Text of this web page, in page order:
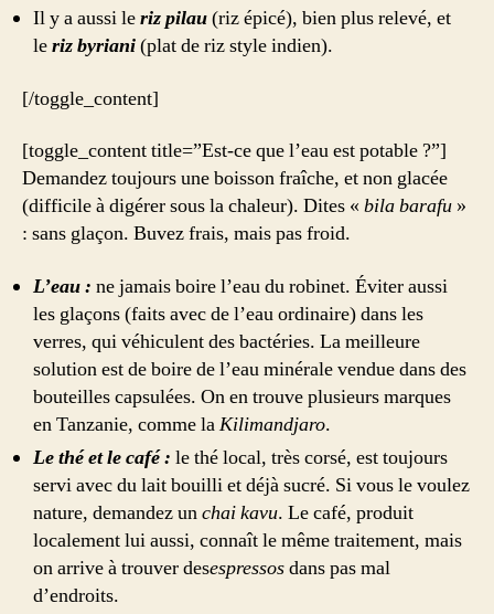
Il y a aussi leriz pilau(riz épicé), bien plus relevé, et
leriz byriani(plat de riz style indien).
[/toggle_content]
[toggle_content title=”Est-ce que l’eau est potable ?”]
Demandez toujours une boisson fraîche, et non glacée
(difficile à digérer sous la chaleur). Dites « bila barafu »
: sans glaçon. Buvez frais, mais pas froid.
L’eau : ne jamais boire l’eau du robinet. Éviter aussi
les glaçons (faits avec de l’eau ordinaire) dans les
verres, qui véhiculent des bactéries. La meilleure
solution est de boire de l’eau minérale vendue dans des
bouteilles capsulées. On en trouve plusieurs marques
en Tanzanie, comme laKilimandjaro.
Le thé et le café : le thé local, très corsé, est toujours
servi avec du lait bouilli et déjà sucré. Si vous le voulez
nature, demandez unchai kavu. Le café, produit
localement lui aussi, connaît le même traitement, mais
on arrive à trouver desespressosdans pas mal
d’endroits.